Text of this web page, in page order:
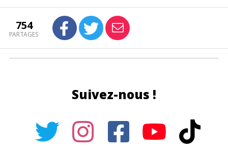
754
PARTAGES
Suivez-nous !